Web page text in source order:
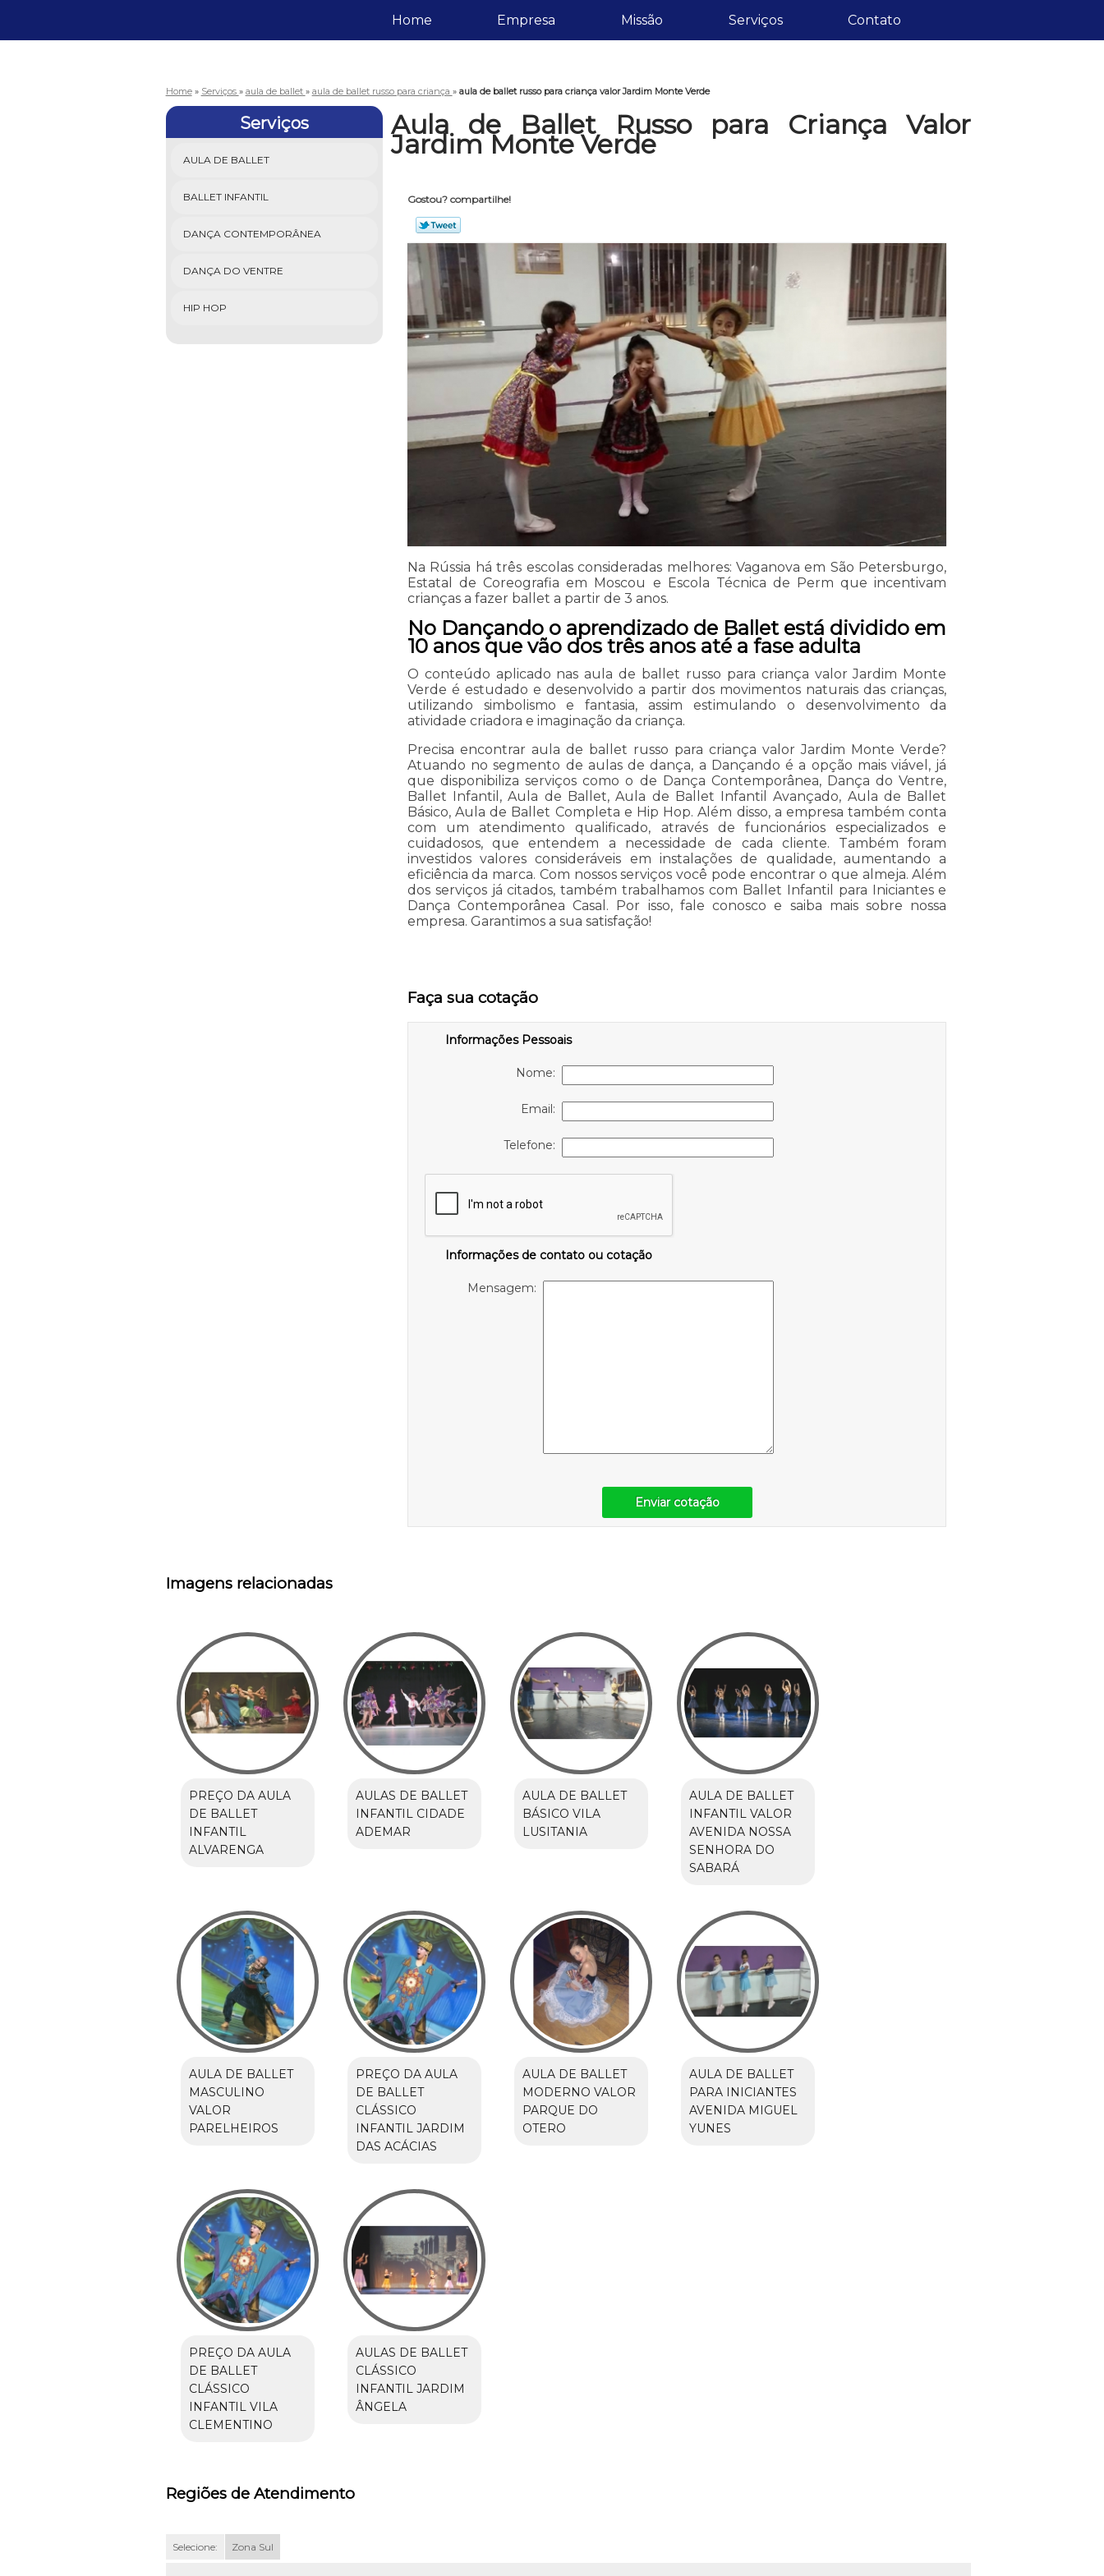
Home Empresa Missão Serviços Contato
Home » Serviços » aula de ballet » aula de ballet russo para criança » aula de ballet russo para criança valor Jardim Monte Verde
Serviços
AULA DE BALLET
BALLET INFANTIL
DANÇA CONTEMPORÂNEA
DANÇA DO VENTRE
HIP HOP
Aula de Ballet Russo para Criança Valor
Jardim Monte Verde
Gostou? compartilhe!
Na Rússia há três escolas consideradas melhores: Vaganova em São Petersburgo,
Estatal de Coreografia em Moscou e Escola Técnica de Perm que incentivam
crianças a fazer ballet a partir de 3 anos.
No Dançando o aprendizado de Ballet está dividido em
10 anos que vão dos três anos até a fase adulta
O conteúdo aplicado nas aula de ballet russo para criança valor Jardim Monte
Verde é estudado e desenvolvido a partir dos movimentos naturais das crianças,
utilizando simbolismo e fantasia, assim estimulando o desenvolvimento da
atividade criadora e imaginação da criança.
Precisa encontrar aula de ballet russo para criança valor Jardim Monte Verde?
Atuando no segmento de aulas de dança, a Dançando é a opção mais viável, já
que disponibiliza serviços como o de Dança Contemporânea, Dança do Ventre,
Ballet Infantil, Aula de Ballet, Aula de Ballet Infantil Avançado, Aula de Ballet
Básico, Aula de Ballet Completa e Hip Hop. Além disso, a empresa também conta
com um atendimento qualificado, através de funcionários especializados e
cuidadosos, que entendem a necessidade de cada cliente. Também foram
investidos valores consideráveis em instalações de qualidade, aumentando a
eficiência da marca. Com nossos serviços você pode encontrar o que almeja. Além
dos serviços já citados, também trabalhamos com Ballet Infantil para Iniciantes e
Dança Contemporânea Casal. Por isso, fale conosco e saiba mais sobre nossa
empresa. Garantimos a sua satisfação!
Faça sua cotação
Informações Pessoais
Nome:
Email:
Telefone:
Informações de contato ou cotação
Mensagem:
Enviar cotação
Imagens relacionadas
PREÇO DA AULA
DE BALLET
INFANTIL
ALVARENGA
AULAS DE BALLET
INFANTIL CIDADE
ADEMAR
AULA DE BALLET
BÁSICO VILA
LUSITANIA
AULA DE BALLET
INFANTIL VALOR
AVENIDA NOSSA
SENHORA DO
SABARÁ
AULA DE BALLET
MASCULINO
VALOR
PARELHEIROS
PREÇO DA AULA
DE BALLET
CLÁSSICO
INFANTIL JARDIM
DAS ACÁCIAS
AULA DE BALLET
MODERNO VALOR
PARQUE DO
OTERO
AULA DE BALLET
PARA INICIANTES
AVENIDA MIGUEL
YUNES
PREÇO DA AULA
DE BALLET
CLÁSSICO
INFANTIL VILA
CLEMENTINO
AULAS DE BALLET
CLÁSSICO
INFANTIL JARDIM
ÂNGELA
Regiões de Atendimento
Selecione: Zona Sul